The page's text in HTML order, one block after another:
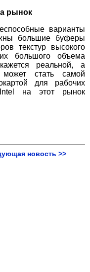
рынок
варианты
большие буферы
текстур высокого
большого объема
реальной, а
может стать самой
для рабочих
на этот рынок
новость >>